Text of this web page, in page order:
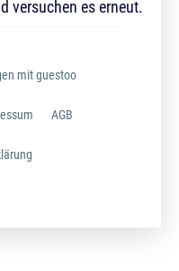
versuchen es erneut.
mit guestoo
AGB